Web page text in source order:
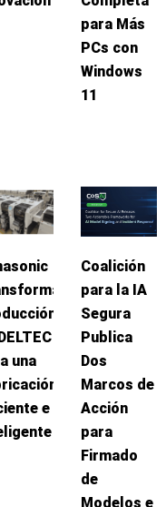
para Más
PCs con
Windows
11
una
e
Coalición
para la IA
Segura
Publica
Dos
Marcos de
Acción
para
Firmado
de
Modelos e